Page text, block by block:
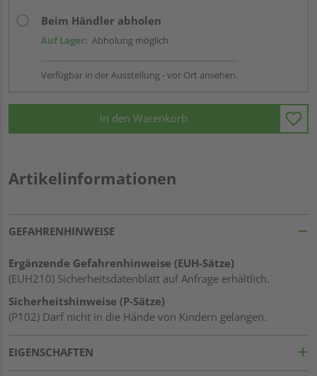
Beim Händler abholen
Auf Lager: Abholung möglich
Verfügbar in der Ausstellung - vor Ort ansehen.
In den Warenkorb
Artikelinformationen
GEFAHRENHINWEISE
Ergänzende Gefahrenhinweise (EUH-Sätze)
(EUH210) Sicherheitsdatenblatt auf Anfrage erhältlich.
Sicherheitshinweise (P-Sätze)
(P102) Darf nicht in die Hände von Kindern gelangen.
EIGENSCHAFTEN